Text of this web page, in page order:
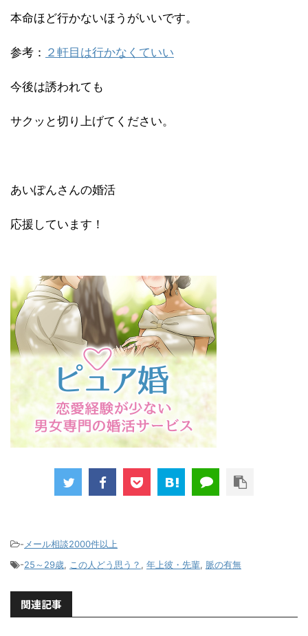
本命ほど行かないほうがいいです。
参考： ２軒目は行かなくていい
今後は誘われても
サクッと切り上げてください。
あいぽんさんの婚活
応援しています！
- メール相談2000件以上
-25～29歳, この人どう思う？ , 年上彼・先輩, 脈の有無
関連記事